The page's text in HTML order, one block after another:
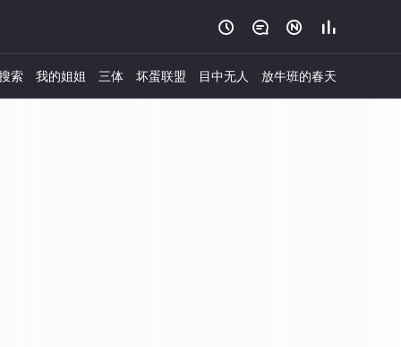
   
索 我的姐姐 三体 坏蛋联盟 目中无人 放牛班的春天